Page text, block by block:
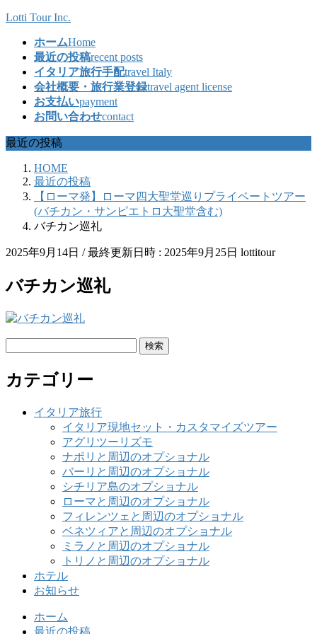
コ
ッ
プ
ナ
移
動
Lotti Tour Inc.
ホームHome
最近の投稿recent posts
イタリア旅行手配travel Italy
会社概要・旅行業登録travel agent license
お支払いpayment
お問い合わせcontact
最近の投稿
HOME
最近の投稿
【ローマ発】ローマ四大聖堂巡りプライベートツアー
(バチカン・サンピエトロ大聖堂含む)
バチカン巡礼
2025年9月14日 / 最終更新日時 : 2025年9月25日 lottitour
バチカン巡礼
カテゴリー
イタリア旅行
イタリア現地セット・カスタマイズツアー
アグリツーリズモ
ナポリと周辺のオプショナル
バーリと周辺のオプショナル
シチリア島のオプショナル
ローマと周辺のオプショナル
フィレンツェと周辺のオプショナル
ベネツィアと周辺のオプショナル
ミラノと周辺のオプショナル
トリノと周辺のオプショナル
ホテル
お知らせ
ホーム
最近の投稿